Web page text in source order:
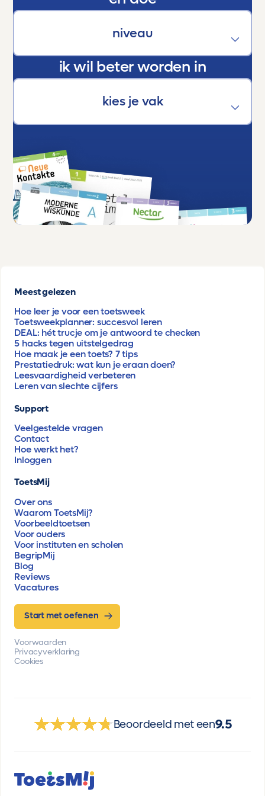
ik wil beter worden in
Meest gelezen
Hoe leer je voor een toetsweek
Toetsweekplanner: succesvol leren
DEAL: hét trucje om je antwoord te checken
5 hacks tegen uitstelgedrag
Hoe maak je een toets? 7 tips
Prestatiedruk: wat kun je eraan doen?
Leesvaardigheid verbeteren
Leren van slechte cijfers
Support
Veelgestelde vragen
Contact
Hoe werkt het?
Inloggen
ToetsMij
Over ons
Waarom ToetsMij?
Voorbeeldtoetsen
Voor ouders
Voor instituten en scholen
BegripMij
Blog
Reviews
Vacatures
Start met oefenen
Voorwaarden
Privacyverklaring
Cookies
Beoordeeld met een9.5